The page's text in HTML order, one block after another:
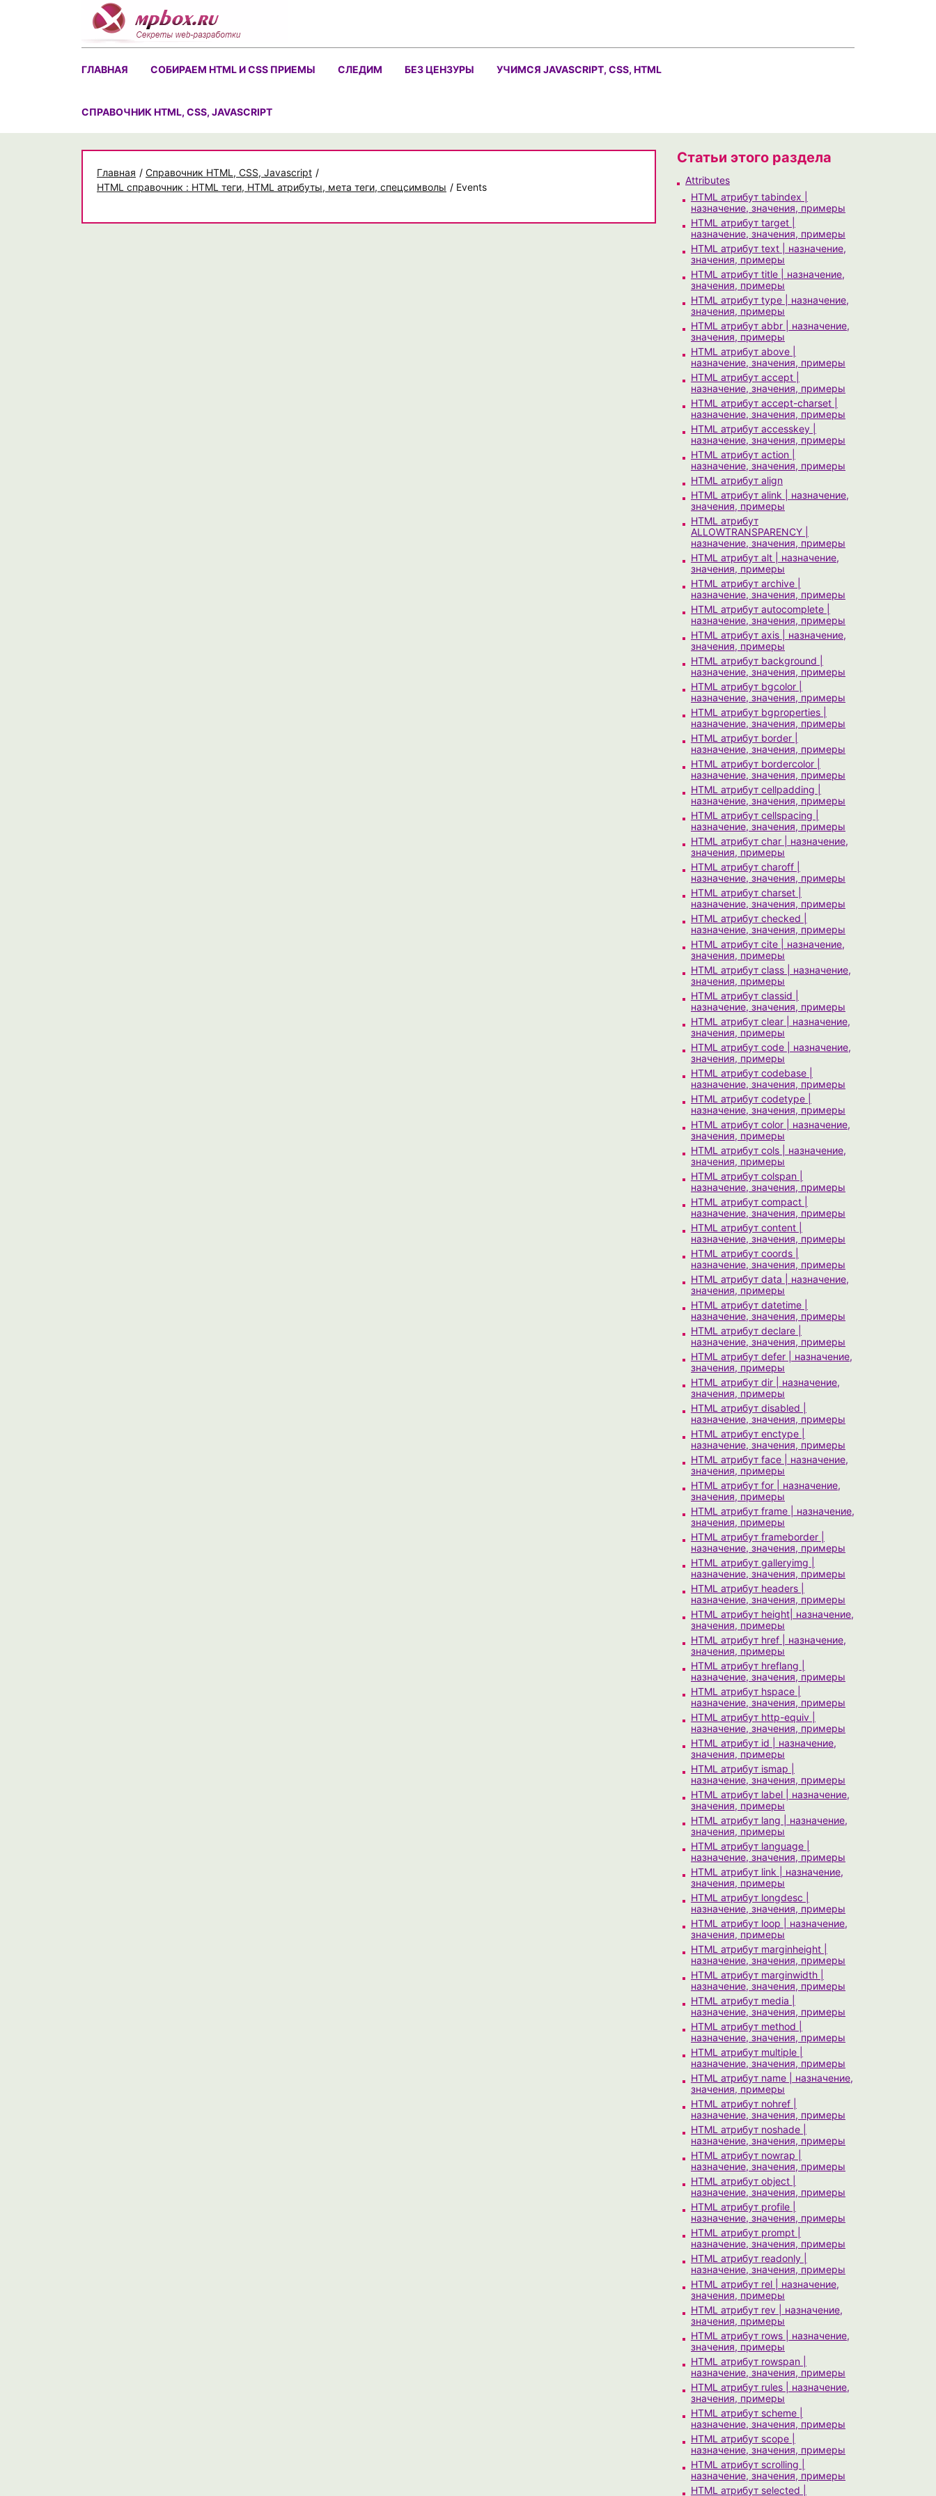
ГЛАВНАЯ СОБИРАЕМ HTML И CSS ПРИЕМЫ СЛЕДИМ БЕЗ ЦЕНЗУРЫ УЧИМСЯ JAVASCRIPT, CSS, HTML
CПРАВОЧНИК HTML, CSS, JAVASCRIPT
Главная / Cправочник HTML, CSS, Javascript /
HTML справочник : HTML теги, HTML атрибуты, мета теги, спецсимволы / Events
Статьи этого раздела
Attributes
HTML атрибут tabindex |
назначение, значения, примеры
HTML атрибут target |
назначение, значения, примеры
HTML атрибут text | назначение,
значения, примеры
HTML атрибут title | назначение,
значения, примеры
HTML атрибут type | назначение,
значения, примеры
HTML атрибут abbr | назначение,
значения, примеры
HTML атрибут above |
назначение, значения, примеры
HTML атрибут accept |
назначение, значения, примеры
HTML атрибут accept-charset |
назначение, значения, примеры
HTML атрибут accesskey |
назначение, значения, примеры
HTML атрибут action |
назначение, значения, примеры
HTML атрибут align
HTML атрибут alink | назначение,
значения, примеры
HTML атрибут
ALLOWTRANSPARENCY |
назначение, значения, примеры
HTML атрибут alt | назначение,
значения, примеры
HTML атрибут archive |
назначение, значения, примеры
HTML атрибут autocomplete |
назначение, значения, примеры
HTML атрибут axis | назначение,
значения, примеры
HTML атрибут background |
назначение, значения, примеры
HTML атрибут bgcolor |
назначение, значения, примеры
HTML атрибут bgproperties |
назначение, значения, примеры
HTML атрибут border |
назначение, значения, примеры
HTML атрибут bordercolor |
назначение, значения, примеры
HTML атрибут cellpadding |
назначение, значения, примеры
HTML атрибут cellspacing |
назначение, значения, примеры
HTML атрибут char | назначение,
значения, примеры
HTML атрибут charoff |
назначение, значения, примеры
HTML атрибут charset |
назначение, значения, примеры
HTML атрибут checked |
назначение, значения, примеры
HTML атрибут cite | назначение,
значения, примеры
HTML атрибут class | назначение,
значения, примеры
HTML атрибут classid |
назначение, значения, примеры
HTML атрибут clear | назначение,
значения, примеры
HTML атрибут code | назначение,
значения, примеры
HTML атрибут codebase |
назначение, значения, примеры
HTML атрибут codetype |
назначение, значения, примеры
HTML атрибут color | назначение,
значения, примеры
HTML атрибут cols | назначение,
значения, примеры
HTML атрибут colspan |
назначение, значения, примеры
HTML атрибут compact |
назначение, значения, примеры
HTML атрибут content |
назначение, значения, примеры
HTML атрибут coords |
назначение, значения, примеры
HTML атрибут data | назначение,
значения, примеры
HTML атрибут datetime |
назначение, значения, примеры
HTML атрибут declare |
назначение, значения, примеры
HTML атрибут defer | назначение,
значения, примеры
HTML атрибут dir | назначение,
значения, примеры
HTML атрибут disabled |
назначение, значения, примеры
HTML атрибут enctype |
назначение, значения, примеры
HTML атрибут face | назначение,
значения, примеры
HTML атрибут for | назначение,
значения, примеры
HTML атрибут frame | назначение,
значения, примеры
HTML атрибут frameborder |
назначение, значения, примеры
HTML атрибут galleryimg |
назначение, значения, примеры
HTML атрибут headers |
назначение, значения, примеры
HTML атрибут height| назначение,
значения, примеры
HTML атрибут href | назначение,
значения, примеры
HTML атрибут hreflang |
назначение, значения, примеры
HTML атрибут hspace |
назначение, значения, примеры
HTML атрибут http-equiv |
назначение, значения, примеры
HTML атрибут id | назначение,
значения, примеры
HTML атрибут ismap |
назначение, значения, примеры
HTML атрибут label | назначение,
значения, примеры
HTML атрибут lang | назначение,
значения, примеры
HTML атрибут language |
назначение, значения, примеры
HTML атрибут link | назначение,
значения, примеры
HTML атрибут longdesc |
назначение, значения, примеры
HTML атрибут loop | назначение,
значения, примеры
HTML атрибут marginheight |
назначение, значения, примеры
HTML атрибут marginwidth |
назначение, значения, примеры
HTML атрибут media |
назначение, значения, примеры
HTML атрибут method |
назначение, значения, примеры
HTML атрибут multiple |
назначение, значения, примеры
HTML атрибут name | назначение,
значения, примеры
HTML атрибут nohref |
назначение, значения, примеры
HTML атрибут noshade |
назначение, значения, примеры
HTML атрибут nowrap |
назначение, значения, примеры
HTML атрибут object |
назначение, значения, примеры
HTML атрибут profile |
назначение, значения, примеры
HTML атрибут prompt |
назначение, значения, примеры
HTML атрибут readonly |
назначение, значения, примеры
HTML атрибут rel | назначение,
значения, примеры
HTML атрибут rev | назначение,
значения, примеры
HTML атрибут rows | назначение,
значения, примеры
HTML атрибут rowspan |
назначение, значения, примеры
HTML атрибут rules | назначение,
значения, примеры
HTML атрибут scheme |
назначение, значения, примеры
HTML атрибут scope |
назначение, значения, примеры
HTML атрибут scrolling |
назначение, значения, примеры
HTML атрибут selected |